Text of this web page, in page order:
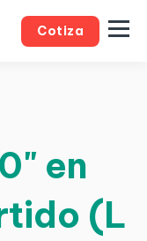
Cotiza
en
(L